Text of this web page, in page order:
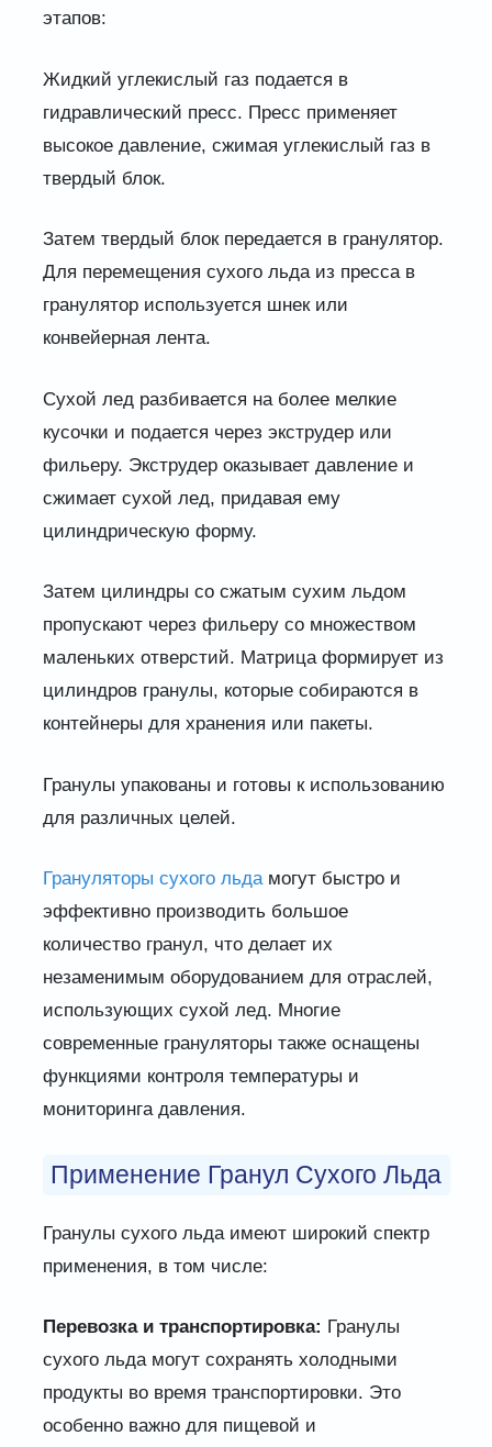
этапов:
Жидкий углекислый газ подается в
гидравлический пресс. Пресс применяет
высокое давление, сжимая углекислый газ в
твердый блок.
Затем твердый блок передается в гранулятор.
Для перемещения сухого льда из пресса в
гранулятор используется шнек или
конвейерная лента.
Сухой лед разбивается на более мелкие
кусочки и подается через экструдер или
фильеру. Экструдер оказывает давление и
сжимает сухой лед, придавая ему
цилиндрическую форму.
Затем цилиндры со сжатым сухим льдом
пропускают через фильеру со множеством
маленьких отверстий. Матрица формирует из
цилиндров гранулы, которые собираются в
контейнеры для хранения или пакеты.
Гранулы упакованы и готовы к использованию
для различных целей.
Грануляторы сухого льдамогут быстро и
эффективно производить большое
количество гранул, что делает их
незаменимым оборудованием для отраслей,
использующих сухой лед. Многие
современные грануляторы также оснащены
функциями контроля температуры и
мониторинга давления.
Применение Гранул Сухого Льда
Гранулы сухого льда имеют широкий спектр
применения, в том числе:
Перевозка и транспортировка: Гранулы
сухого льда могут сохранять холодными
продукты во время транспортировки. Это
особенно важно для пищевой и